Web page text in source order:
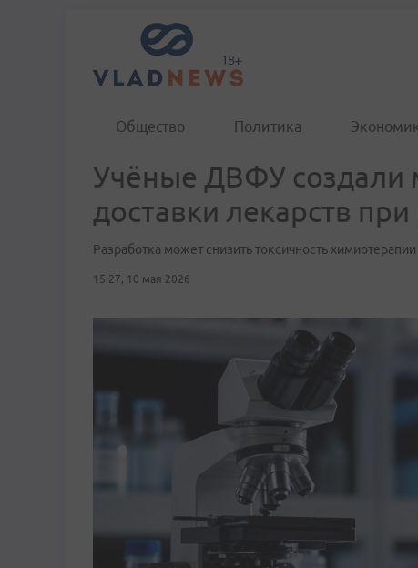
Общество Политика
Учёные ДВФУ создали
доставки лекарств при
Разработка может снизить токсичность химиотерапии
15:27, 10 мая 2026